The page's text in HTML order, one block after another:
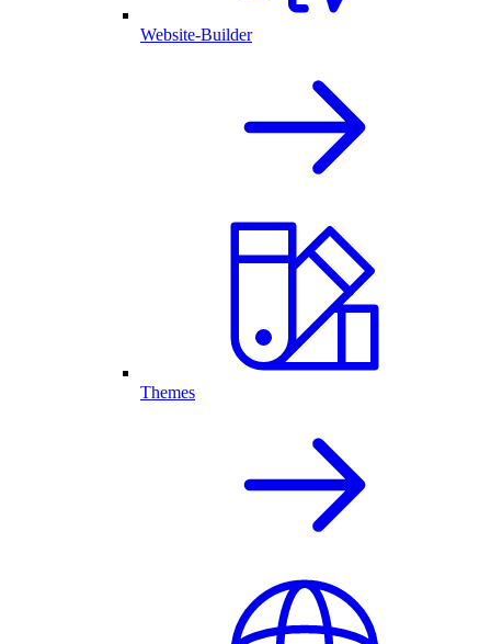
Website-Builder
Themes